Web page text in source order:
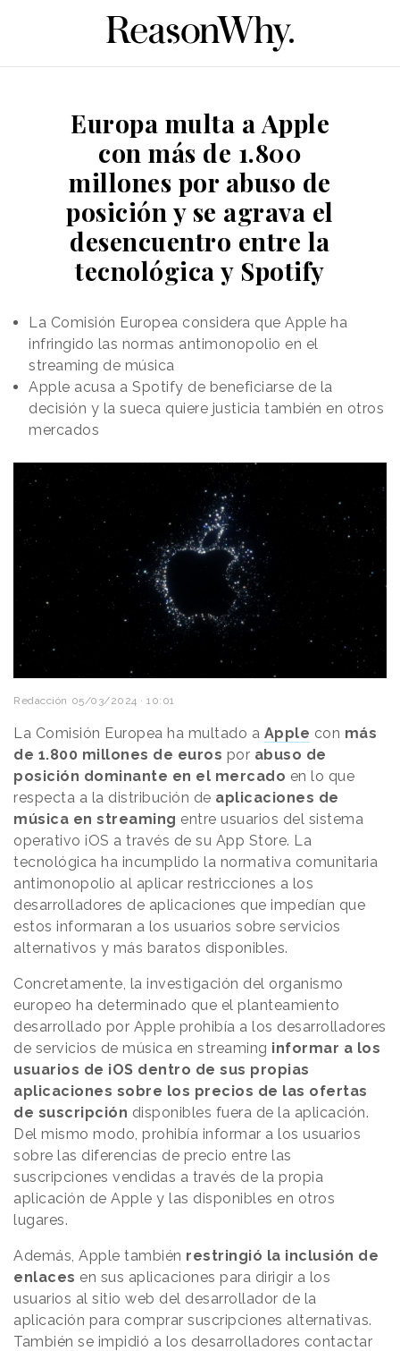
Europa multa a Apple
con más de 1.800
millones por abuso de
posición y se agrava el
desencuentro entre la
tecnológica y Spotify
La Comisión Europea considera que Apple ha
infringido las normas antimonopolio en el
streaming de música
Apple acusa a Spotify de beneficiarse de la
decisión y la sueca quiere justicia también en otros
mercados
Redacción 05/03/2024 · 10:01
La Comisión Europea ha multado a Apple con más
de 1.800 millones de euros por abuso de
posición dominante en el mercado en lo que
respecta a la distribución de aplicaciones de
música en streaming entre usuarios del sistema
operativo iOS a través de su App Store. La
tecnológica ha incumplido la normativa comunitaria
antimonopolio al aplicar restricciones a los
desarrolladores de aplicaciones que impedían que
estos informaran a los usuarios sobre servicios
alternativos y más baratos disponibles.
Concretamente, la investigación del organismo
europeo ha determinado que el planteamiento
desarrollado por Apple prohibía a los desarrolladores
de servicios de música en streaming informar a los
usuarios de iOS dentro de sus propias
aplicaciones sobre los precios de las ofertas
de suscripción disponibles fuera de la aplicación.
Del mismo modo, prohibía informar a los usuarios
sobre las diferencias de precio entre las
suscripciones vendidas a través de la propia
aplicación de Apple y las disponibles en otros
lugares.
Además, Apple también restringió la inclusión de
enlaces en sus aplicaciones para dirigir a los
usuarios al sitio web del desarrollador de la
aplicación para comprar suscripciones alternativas.
También se impidió a los desarrolladores contactar